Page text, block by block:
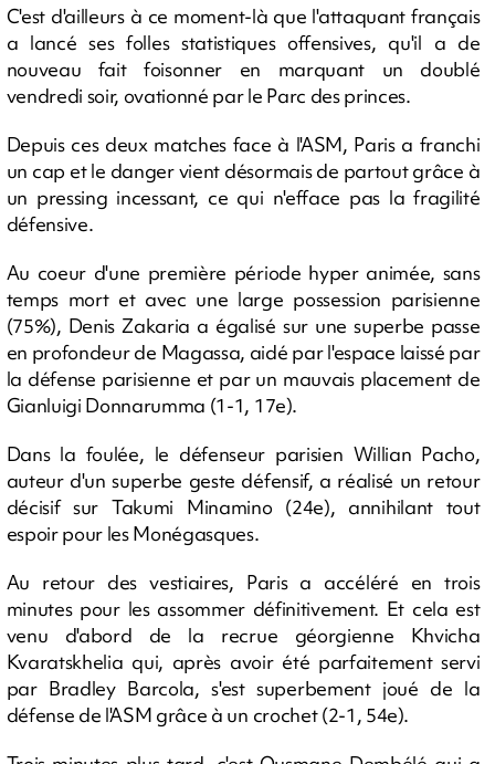
C'est d'ailleurs à ce moment-là que l'attaquant français
a lancé ses folles statistiques offensives, qu'il a de
nouveau fait foisonner en marquant un doublé
vendredi soir, ovationné par le Parc des princes.
Depuis ces deux matches face à l'ASM, Paris a franchi
un cap et le danger vient désormais de partout grâce à
un pressing incessant, ce qui n'efface pas la fragilité
défensive.
Au coeur d'une première période hyper animée, sans
temps mort et avec une large possession parisienne
(75%), Denis Zakaria a égalisé sur une superbe passe
en profondeur de Magassa, aidé par l'espace laissé par
la défense parisienne et par un mauvais placement de
Gianluigi Donnarumma (1-1, 17e).
Dans la foulée, le défenseur parisien Willian Pacho,
auteur d'un superbe geste défensif, a réalisé un retour
décisif sur Takumi Minamino (24e), annihilant tout
espoir pour les Monégasques.
Au retour des vestiaires, Paris a accéléré en trois
minutes pour les assommer définitivement. Et cela est
venu d'abord de la recrue géorgienne Khvicha
Kvaratskhelia qui, après avoir été parfaitement servi
par Bradley Barcola, s'est superbement joué de la
défense de l'ASM grâce à un crochet (2-1, 54e).